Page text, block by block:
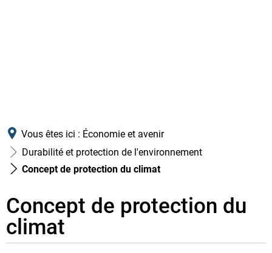
Vous êtes ici : Économie et avenir
Durabilité et protection de l'environnement
Concept de protection du climat
Concept
de
Concept de protection du
climat